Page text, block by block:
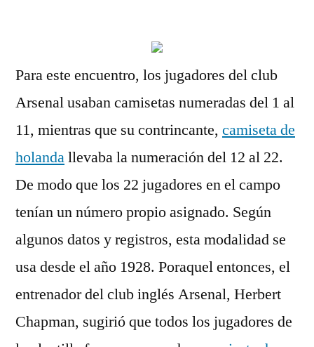
Para este encuentro, los jugadores del club
Arsenal usaban camisetas numeradas del 1 al
11, mientras que su contrincante, camiseta de
holandallevaba la numeración del 12 al 22.
De modo que los 22 jugadores en el campo
tenían un número propio asignado. Según
algunos datos y registros, esta modalidad se
usa desde el año 1928. Poraquel entonces, el
entrenador del club inglés Arsenal, Herbert
Chapman, sugirió que todos los jugadores de